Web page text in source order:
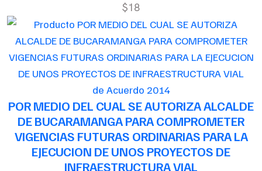
$18
de Acuerdo 2014
POR MEDIO DEL CUAL SE AUTORIZA ALCALDE
DE BUCARAMANGA PARA COMPROMETER
VIGENCIAS FUTURAS ORDINARIAS PARA LA
EJECUCION DE UNOS PROYECTOS DE
INFRAESTRUCTURA VIAL